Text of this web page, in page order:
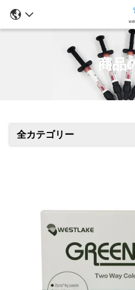
商品
全カテゴリー